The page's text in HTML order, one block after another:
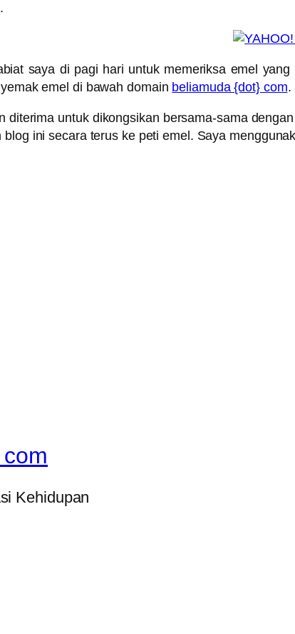
saya di pagi hari untuk memeriksa emel yang
emel di bawah domain beliamuda {dot} com.
diterima untuk dikongsikan bersama-sama
ini secara terus ke peti emel. Saya
Kehidupan